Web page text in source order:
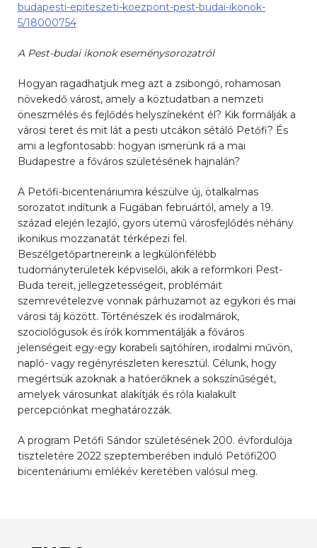
budapesti-epiteszeti-koezpont-pest-budai-ikonok-
5/18000754
A Pest-budai ikonok eseménysorozatról
Hogyan ragadhatjuk meg azt a zsibongó, rohamosan
növekedő várost, amely a köztudatban a nemzeti
öneszmélés és fejlődés helyszíneként él? Kik formálják a
városi teret és mit lát a pesti utcákon sétáló Petőfi? És
ami a legfontosabb: hogyan ismerünk rá a mai
Budapestre a főváros születésének hajnalán?
A Petőfi-bicentenáriumra készülve új, ötalkalmas
sorozatot indítunk a Fugában februártól, amely a 19.
század elején lezajló, gyors ütemű városfejlődés néhány
ikonikus mozzanatát térképezi fel.
Beszélgetőpartnereink a legkülönfélébb
tudományterületek képviselői, akik a reformkori Pest-
Buda tereit, jellegzetességeit, problémáit
szemrevételezve vonnak párhuzamot az egykori és mai
városi táj között. Történészek és irodalmárok,
szociológusok és írók kommentálják a főváros
jelenségeit egy-egy korabeli sajtóhíren, irodalmi művön,
napló- vagy regényrészleten keresztül. Célunk, hogy
megértsük azoknak a hatóerőknek a sokszínűségét,
amelyek városunkat alakítják és róla kialakult
percepciónkat meghatározzák.
A program Petőfi Sándor születésének 200. évfordulója
tiszteletére 2022 szeptemberében induló Petőfi200
bicentenáriumi emlékév keretében valósul meg.